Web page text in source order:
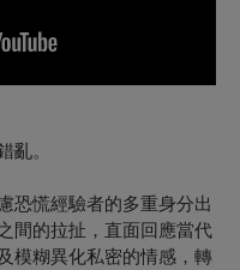
亂。
恐慌經驗者的多重身分出
間的拉扯，直面回應當代
模糊異化私密的情感，轉